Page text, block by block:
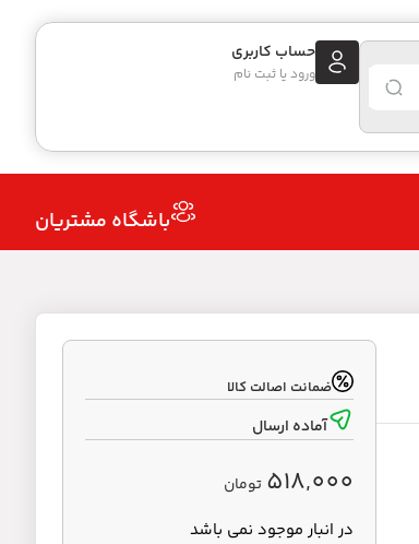
حساب کاربری
ورود یا ثبت نام
باشگاه مشتریان
ضمانت اصالت کالا
آماده ارسال
518,000 تومان
در انبار موجود نمی باشد